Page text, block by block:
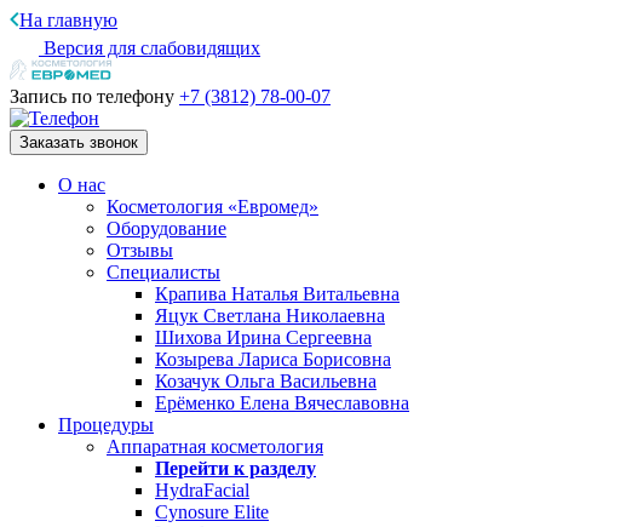
На главную
Версия для слабовидящих
Запись по телефону +7 (3812) 78-00-07
Заказать звонок
О нас
Косметология «Евромед»
Оборудование
Отзывы
Специалисты
Крапива Наталья Витальевна
Яцук Светлана Николаевна
Шихова Ирина Сергеевна
Козырева Лариса Борисовна
Козачук Ольга Васильевна
Ерёменко Елена Вячеславовна
Процедуры
Аппаратная косметология
Перейти к разделу
HydraFacial
Cynosure Elite